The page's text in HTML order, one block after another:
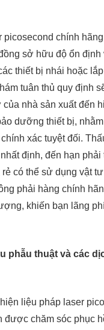
picosecond chính
sở hữu độ ổn định
thiết bị nhái hoặc
tuân thủ quy định
nhà sản xuất đến
dưỡng thiết bị,
xác tuyệt đối.
định, đến hạn phải
có thể sử dụng vật
phải hàng chính
khiến bạn lãng
phẫu thuật và các
liệu pháp laser
được chăm sóc phục